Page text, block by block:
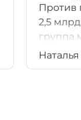
Против
2,5
группа